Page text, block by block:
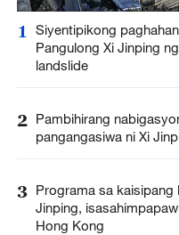
1
Siyentipikong
Pangulong Xi Jinping
landslide
2 Pambihirang
pangangasiwa ni Xi
3 Programa sa kaisipang
Jinping,
Hong Kong